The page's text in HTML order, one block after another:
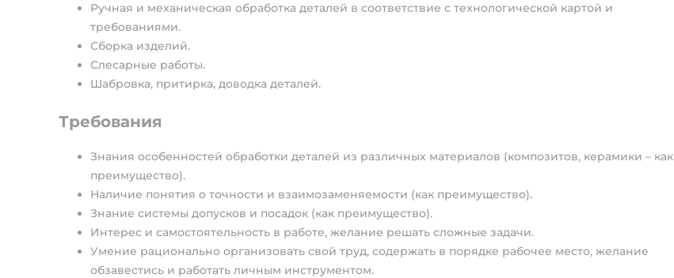
Ручная и механическая обработка деталей в соответствие с технологической картой и
требованиями.
Сборка изделий.
Слесарные работы.
Шабровка, притирка, доводка деталей.
Требования
Знания особенностей обработки деталей из различных материалов (композитов, керамики – как
преимущество).
Наличие понятия о точности и взаимозаменяемости (как преимущество).
Знание системы допусков и посадок (как преимущество).
Интерес и самостоятельность в работе, желание решать сложные задачи.
Умение рационально организовать свой труд, содержать в порядке рабочее место, желание
обзавестись и работать личным инструментом.